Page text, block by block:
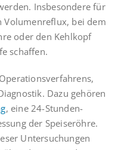
Insbesondere für
Volumenreflux, bei dem
oder den Kehlkopf
schaffen.
Dazu gehören
, eine 24-Stunden-
der Speiseröhre.
Untersuchungen